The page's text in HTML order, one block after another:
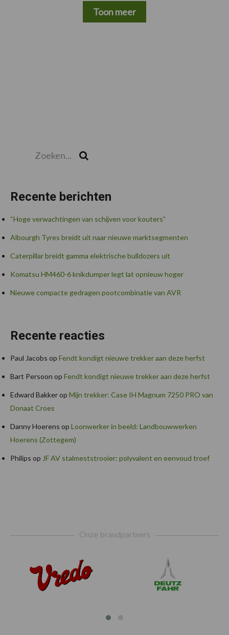
Toon meer
Recente berichten
“Hoge verwachtingen van schijven voor kouters”
Albourgh Tyres breidt uit naar nieuwe marktsegmenten
Caterpillar breidt gamma elektrische bulldozers uit
Komatsu HM460-6 knikdumper legt lat opnieuw hoger
Nieuwe compacte gedragen pootcombinatie van AVR
Recente reacties
Paul Jacobs op Fendt kondigt nieuwe trekker aan deze herfst
Bart Persoon op Fendt kondigt nieuwe trekker aan deze herfst
Edward Bakkerop Mijn trekker: Case IH Magnum 7250 PRO van
Donaat Croes
Danny Hoerens op Loonwerker in beeld: Landbouwwerken
Hoerens (Zottegem)
Philips op JF AV stalmeststrooier: polyvalent en eenvoud troef
Onze brandpartners